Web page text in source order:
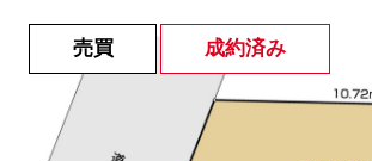
売買 成約済み